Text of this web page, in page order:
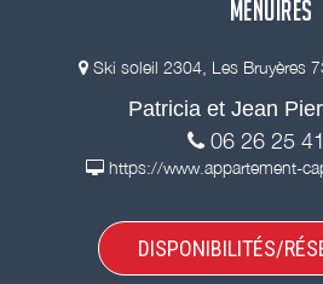
MENUIRES
Ski soleil 2304, Les Bruyères
Patricia et Jean
06 26 25
https://www.appartement-
DISPONIBILITÉS/